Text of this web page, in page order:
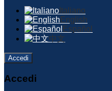
Italiano
English
Español
中文
Accedi
Accedi